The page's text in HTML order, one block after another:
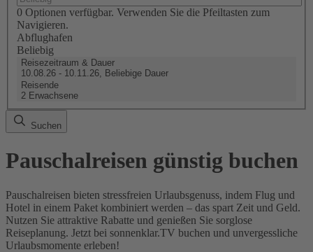
0 Optionen verfügbar. Verwenden Sie die Pfeiltasten zum
Navigieren.
Abflughafen
Beliebig
Reisezeitraum & Dauer
10.08.26 - 10.11.26, Beliebige Dauer
Reisende
2 Erwachsene
Suchen
Pauschalreisen günstig buchen
Pauschalreisen bieten stressfreien Urlaubsgenuss, indem Flug und
Hotel in einem Paket kombiniert werden – das spart Zeit und Geld.
Nutzen Sie attraktive Rabatte und genießen Sie sorglose
Reiseplanung. Jetzt bei sonnenklar.TV buchen und unvergessliche
Urlaubsmomente erleben!